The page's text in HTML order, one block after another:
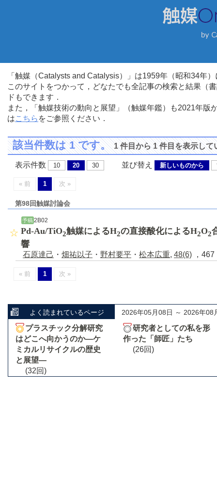
「触媒（Catalysts and Catalysis）」は1959年（昭和34年
このサイトをつかって，どなたでも全記事の検索と結果（
ドもできます．
また，「触媒技術の動向と展望」（触媒年鑑）も2021年
はこちら をご参照ください．
該当件数は 1 です。1 件目から 1 件目を表示して
表示件数 10 20 30 並び替え 新しいものから
« 前 1 次 »
第98回触媒討論会
予稿 2B02
Pd-Au/TiO2触媒によるH2の直接酸化によるH2O2
響
石原達己 ・ 畑祐以子 ・ 野村要平 ・ 松本広重, 48(6) ，
« 前 1 次 »
よく読まれているページ 2026年05月08日 ～ 2026年08
プラスチック分解研究
はどこへ向かうのか―ケ
ミカルリサイクルの歴史
と展望―
(32回)
研究者としての私を形
作った「師匠」たち
(26回)